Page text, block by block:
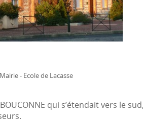
- Ecole de Lacasse
qui s’étendait vers le